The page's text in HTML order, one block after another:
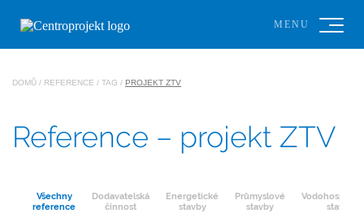
MENU
DOMŮ / REFERENCE / TAG / PROJEKT ZTV
Reference – projekt ZTV
Všechny
reference
Dodavatelská
činnost
Energetické
stavby
Průmyslové
stavby
stavby